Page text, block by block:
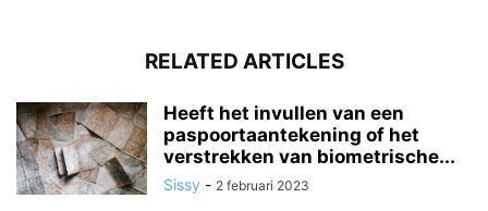
RELATED ARTICLES
Heeft het invullen van een
paspoortaantekening of het
verstrekken van biometrische...
Sissy - 2 februari 2023